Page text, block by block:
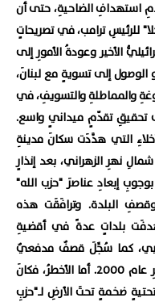
استهدافِ الضاحيةِ، حتى أن
للرئيسِ ترامب، في تصريحاتٍ
الأخير وعودةُ الأمورِ إلى
الوصول إلى تسويةٍ مع لبنانَ،
والمماطلةِ والتسويفِ، في
تحقيقِ تقدّمٍ ميدانيٍ واسع.
التي هدَّدَت سكانَ مدينةِ
نهرِ الزهراني، بعد إنذارٍ
إبعادِ عناصرَ "حزب الله"
وقصفِ البلدة. وترافَقَت هذه
بلداتٍ عدةً في أقضيةِ
كما سُجِّلَ قصفٌ مدفعيٌ
على بلدةِ سُحمر للمرةِ الأولَى منذ التحريرِ عام 2000. أما الأخطرُ، فكانَ
ضخمةٍ تحتَ الأرضِ لـ"حزبِ